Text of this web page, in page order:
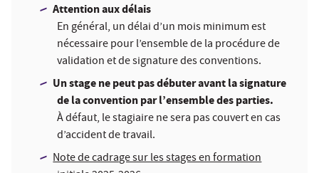
Attention aux délais
En général, un délai d’un mois minimum est
nécessaire pour l’ensemble de la procédure de
validation et de signature des conventions.
Un stage ne peut pas débuter avant la signature
de la convention par l’ensemble des parties.
Àdéfaut, le stagiaire ne sera pas couvert en cas
d’accident detravail.
Note de cadrage sur les stages en formation